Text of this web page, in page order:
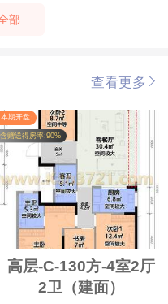
部
查看更多
本期开盘
含赠送得房率:90%
高层-C-130方-4室2厅
2卫（建面）